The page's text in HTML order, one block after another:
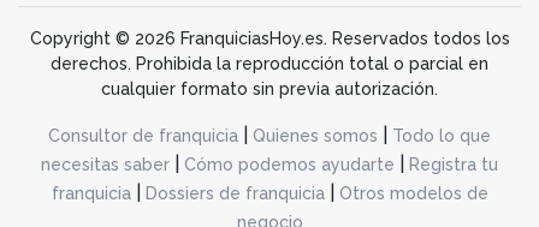
Copyright © 2026 FranquiciasHoy.es. Reservados todos los
derechos. Prohibida la reproducción total o parcial en
cualquier formato sin previa autorización.
Consultor de franquicia Quienes somos
Todo lo que
necesitas saber
Cómo podemos ayudarte
Registra tu
franquicia| Dossiers de franquicia|
Otros modelos de
negocio